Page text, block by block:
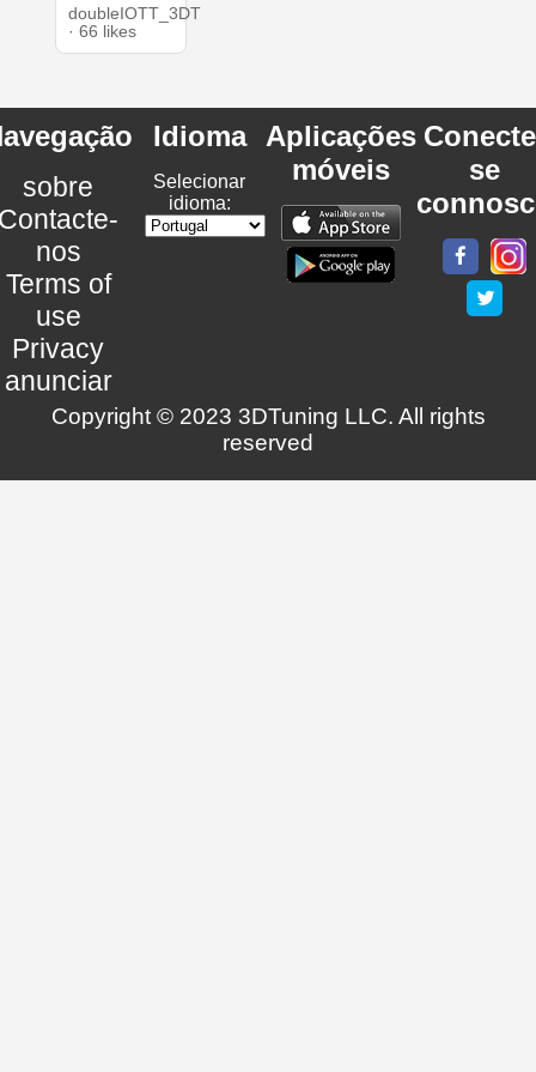
doubleIOTT_3DT
· 66 likes
sobre
nos
Terms of
use
Privacy
anunciar
Idioma
Selecionar
idioma:
Aplicações
móveis
se
Copyright © 2023 3DTuning LLC. All rights
reserved